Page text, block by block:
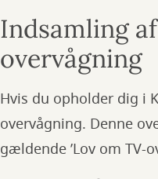
Indsamling
overvågning
Hvis du opholder dig i
overvågning. Denne
gældende ’Lov om TV-